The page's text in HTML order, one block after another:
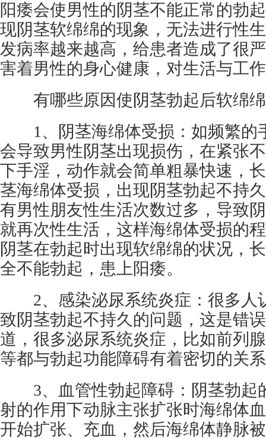
阳痿会使男性的阴茎不能正常的勃
现阴茎软绵绵的现象，无法进行性
发病率越来越高，给患者造成了很
害着男性的身心健康，对生活与工
有哪些原因使阴茎勃起后软绵
1、阴茎海绵体受损：如频繁的
会导致男性阴茎出现损伤，在紧张
下手淫，动作就会简单粗暴快速，
茎海绵体受损，出现阴茎勃起不持
有男性朋友性生活次数过多，导致
就再次性生活，这样海绵体受损的
阴茎在勃起时出现软绵绵的状况，
全不能勃起，患上阳痿。
2、感染泌尿系统炎症：很多人
致阴茎勃起不持久的问题，这是错
道，很多泌尿系统炎症，比如前列
等都与勃起功能障碍有着密切的关
3、血管性勃起障碍：阴茎勃起
射的作用下动脉主张扩张时海绵体
开始扩张、充血，然后海绵体静脉